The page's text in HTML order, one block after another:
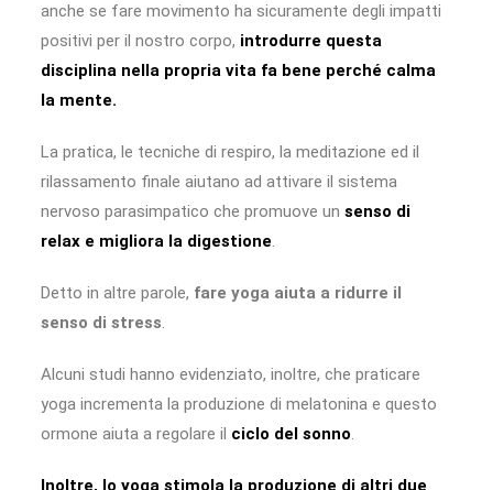
anche se fare movimento ha sicuramente degli impatti
positivi per il nostro corpo, introdurre questa
disciplina nella propria vita fa bene perché calma
la mente.
La pratica, le tecniche di respiro, la meditazione ed il
rilassamento finale aiutano ad attivare il sistema
nervoso parasimpatico che promuove un senso di
relax e migliora la digestione.
Detto in altre parole, fare yoga aiuta a ridurre il
senso di stress.
Alcuni studi hanno evidenziato, inoltre, che praticare
yoga incrementa la produzione di melatonina e questo
ormone aiuta a regolare il ciclo del sonno.
Inoltre, lo yoga stimola la produzione di altri due